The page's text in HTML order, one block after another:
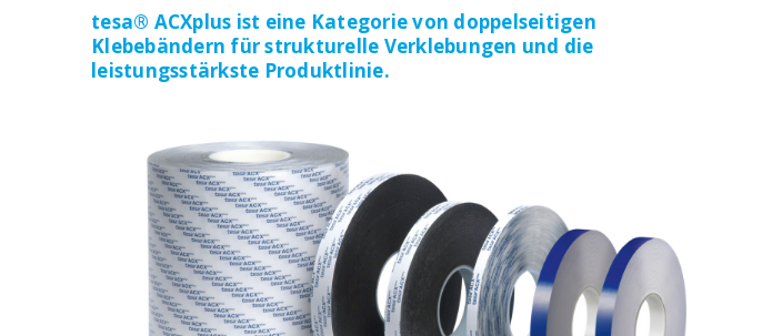
tesa® ACXplus ist eine Kategorie von doppelseitigen
Klebebändern für strukturelle Verklebungen und die
leistungsstärkste Produktlinie.